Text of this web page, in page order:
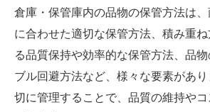
倉庫・保管庫内の品物の保管方法は
に合わせた適切な保管方法、積み重
る品質保持や効率的な保管方法、品
ブル回避方法など、様々な要素があ
切に管理することで、品質の維持や